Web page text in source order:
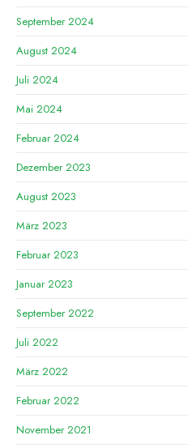
September 2024
August 2024
Juli 2024
Mai 2024
Februar 2024
Dezember 2023
August 2023
März 2023
Februar 2023
Januar 2023
September 2022
Juli 2022
März 2022
Februar 2022
November 2021